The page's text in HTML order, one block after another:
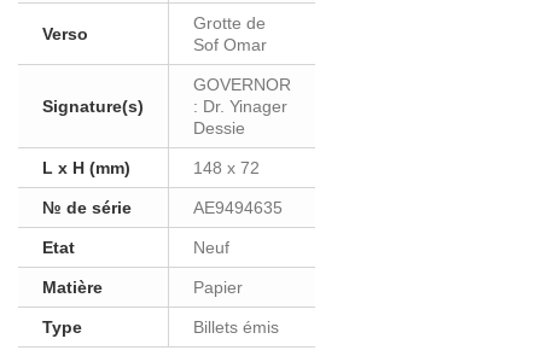
Verso
Grotte de
Sof Omar
Signature(s)
GOVERNOR
: Dr. Yinager
Dessie
L x H (mm) 148 x 72
№ de série AE9494635
Etat Neuf
Matière Papier
Type Billets émis